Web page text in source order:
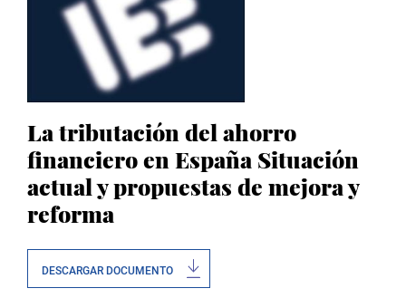
La tributación del ahorro
financiero en España Situación
actual y propuestas de mejora y
reforma
DESCARGAR DOCUMENTO